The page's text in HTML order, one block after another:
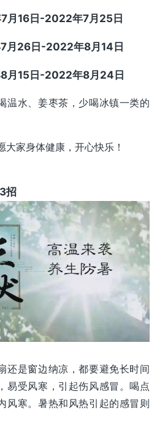
月16日-2022年7月25日
月26日-2022年8月14日
月15日-2022年8月24日
温水、姜枣茶，少喝冰镇一类的
家身体健康，开心快乐！
招
还是窗边纳凉，都要避免长时间
易受风寒，引起伤风感冒。喝点
风寒。暑热和风热引起的感冒则